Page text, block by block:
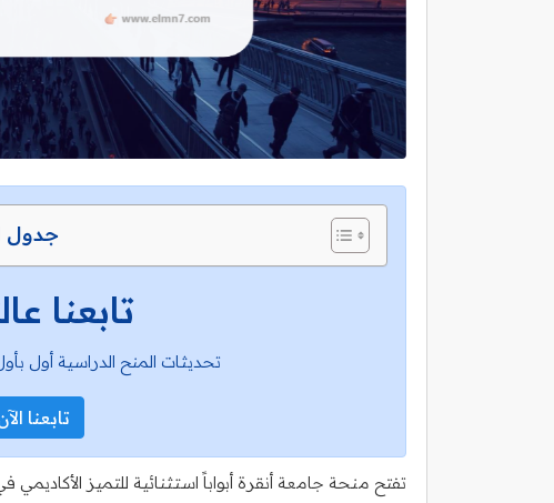
جدول
تابعنا
تحديثات المنح الدراسية أول
تابعنا
تفتح منحة جامعة أنقرة أبواباً استثنائية للتميز